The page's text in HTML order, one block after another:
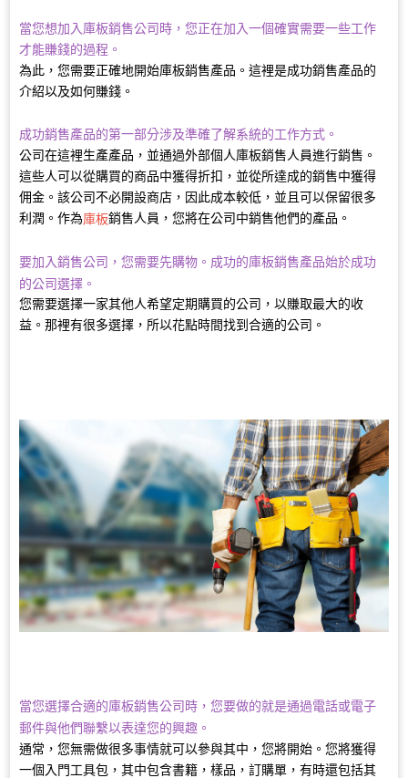
當您想加入庫板銷售公司時，您正在加入一個確實需要一些工作
才能賺錢的過程。
為此，您需要正確地開始庫板銷售產品。這裡是成功銷售產品的
介紹以及如何賺錢。
成功銷售產品的第一部分涉及準確了解系統的工作方式。
公司在這裡生產產品，並通過外部個人庫板銷售人員進行銷售。
這些人可以從購買的商品中獲得折扣，並從所達成的銷售中獲得
佣金。該公司不必開設商店，因此成本較低，並且可以保留很多
利潤。作為庫板銷售人員，您將在公司中銷售他們的產品。
要加入銷售公司，您需要先購物。成功的庫板銷售產品始於成功
的公司選擇。
您需要選擇一家其他人希望定期購買的公司，以賺取最大的收
益。那裡有很多選擇，所以花點時間找到合適的公司。
當您選擇合適的庫板銷售公司時，您要做的就是通過電話或電子
郵件與他們聯繫以表達您的興趣。
通常，您無需做很多事情就可以參與其中，您將開始。您將獲得
一個入門工具包，其中包含書籍，樣品，訂購單，有時還包括其